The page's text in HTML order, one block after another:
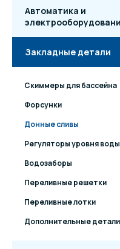
Автоматика и
Закладные детали
Скиммеры для бассейна
Форсунки
Донные сливы
Регуляторы уровня воды
Водозаборы
Переливные решетки
Переливные лотки
Дополнительные детали